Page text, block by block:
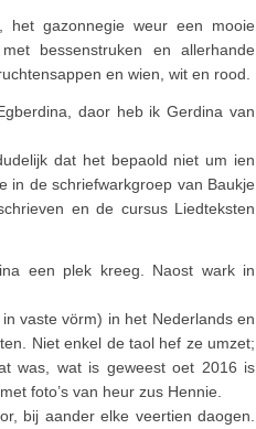
gazonnegie weur een mooie
bessenstruken en allerhande
en wien, wit en rood.
daor heb ik Gerdina van
dat het bepaold niet um ien
in de schriefwarkgroep van Baukje
en de cursus Liedteksten
een plek kreeg. Naost wark in
vaste vörm) in het Nederlands en
Niet enkel de taol hef ze umzet;
was, wat is geweest oet 2016 is
foto’s van heur zus Hennie.
bij aander elke veertien daogen.